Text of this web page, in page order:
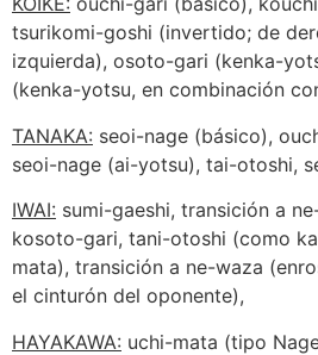
tsurikomi-goshi (invertido; de
izquierda), osoto-gari (kenka-
(kenka-yotsu, en combinación
TANAKA: seoi-nage (básico),
seoi-nage (ai-yotsu), tai-otoshi,
IWAI: sumi-gaeshi, transición a
kosoto-gari, tani-otoshi (como
mata), transición a ne-waza
el cinturón del oponente),
HAYAKAWA: uchi-mata (tipo